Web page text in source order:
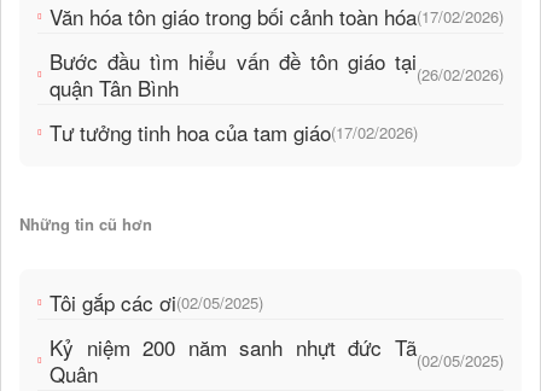
Văn hóa tôn giáo trong bối cảnh toàn hóa(17/02/2026)
Bước đầu tìm hiểu vấn đề tôn giáo tại
quận Tân Bình
(26/02/2026)
Tư tưởng tinh hoa của tam giáo(17/02/2026)
Những tin cũ hơn
Tôi gắp các ơi(02/05/2025)
Kỷ niệm 200 năm sanh nhựt đức Tã
Quân
(02/05/2025)